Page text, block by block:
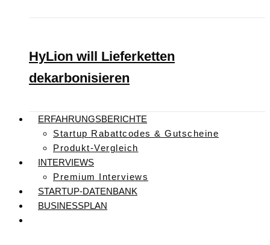
HyLion will Lieferketten
dekarbonisieren
ERFAHRUNGSBERICHTE
Startup Rabattcodes & Gutscheine
Produkt-Vergleich
INTERVIEWS
Premium Interviews
STARTUP-DATENBANK
BUSINESSPLAN